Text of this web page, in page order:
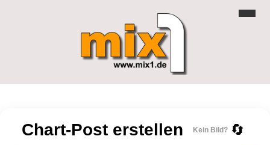
Chart-Post erstellen Kein Bild? 🔄